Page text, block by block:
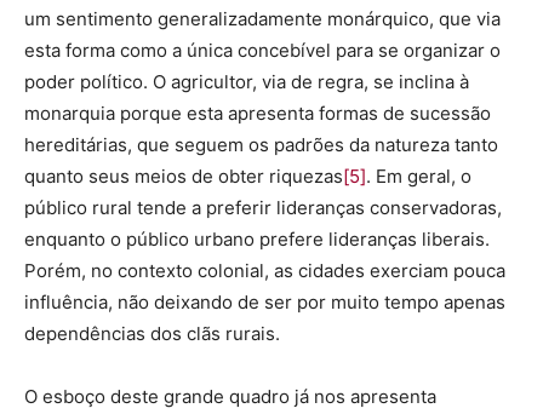
um sentimento generalizadamente monárquico, que via
esta forma como a única concebível para se organizar o
poder político. O agricultor, via de regra, se inclina à
monarquia porque esta apresenta formas de sucessão
hereditárias, que seguem os padrões da natureza tanto
quanto seus meios de obter riquezas[5]. Em geral, o
público rural tende a preferir lideranças conservadoras,
enquanto o público urbano prefere lideranças liberais.
Porém, no contexto colonial, as cidades exerciam pouca
influência, não deixando de ser por muito tempo apenas
dependências dos clãs rurais.
O esboço deste grande quadro já nos apresenta